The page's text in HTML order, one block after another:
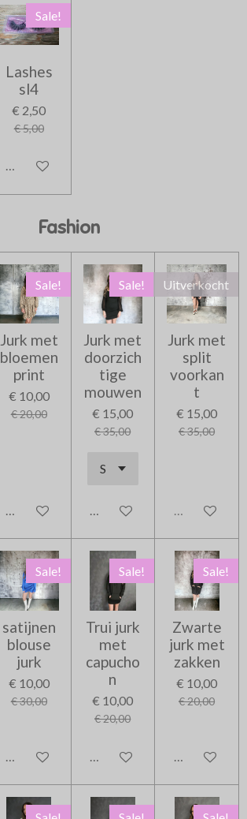
Sale!
Lashes
sl4
€ 2,50
€ 5,00
In winkelwagen
Fashion
Sale!
Jurk met
bloemen
print
€ 10,00
€ 20,00
In winkelwagen
Sale!
Jurk met
doorzich
tige
mouwen
€ 15,00
€ 35,00
In winkelwagen
Uitverkocht
Jurk met
split
voorkan
t
€ 15,00
€ 35,00
Uitverkocht
Sale!
satijnen
blouse
jurk
€ 10,00
€ 30,00
In winkelwagen
Sale!
Trui jurk
met
capucho
n
€ 10,00
€ 20,00
In winkelwagen
Sale!
Zwarte
jurk met
zakken
€ 10,00
€ 20,00
In